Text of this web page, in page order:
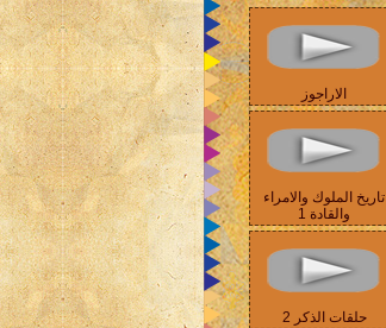
الاراجوز
تاريخ الملوك والامراء
والقادة 1
حلقات الذكر 2